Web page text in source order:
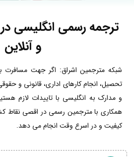
ترجمه رسمی انگلیسی
و آنلاین
شبکه مترجمین اشراق: اگر جهت مسافرت
تحصیل، انجام کارهای اداری، قانونی و
و مدارک به انگلیسی با تاییدات لازم
همکاری با مترجمین رسمی در اقصی نقاط
کیفیت و در اسرع وقت انجام می دهد.